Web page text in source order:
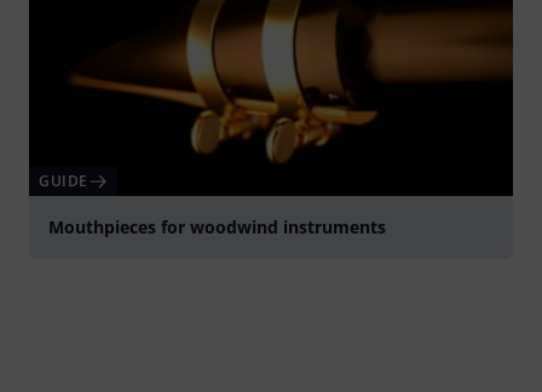
GUIDE
Mouthpieces for woodwind instruments